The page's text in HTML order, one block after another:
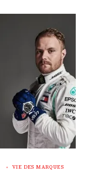
VIE DES MARQUES